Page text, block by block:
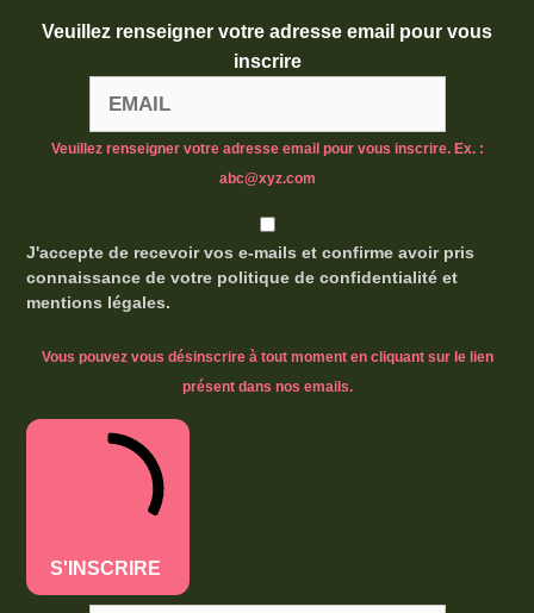
Veuillez renseigner votre adresse email pour vous
inscrire
Veuillez renseigner votre adresse email pour vous inscrire. Ex. :
abc@xyz.com
J'accepte de recevoir vos e-mails et confirme avoir pris
connaissance de votre politique de confidentialité et
mentions légales.
Vous pouvez vous désinscrire à tout moment en cliquant sur le lien
présent dans nos emails.
S'INSCRIRE